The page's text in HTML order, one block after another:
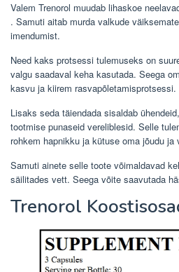
Valem Trenorol muudab lihaskoe
. Samuti aitab murda valkude
imendumist.
Need kaks protsessi tulemuseks on
valgu saadaval keha kasutada. Seega
kasvu ja kiirem rasvapõletamisprotsessi.
Lisaks seda täiendada sisaldab
tootmise punaseid vereliblesid. Selle
rohkem hapnikku ja kütuse oma jõudu ja
Samuti ainete selle toote võimaldavad
säilitades vett. Seega võite saavutada
Trenorol